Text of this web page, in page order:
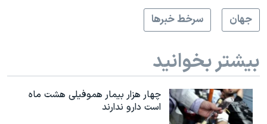
جهان
سرخط خبرها
بیشتر بخوانید
چهار هزار بیمار هموفیلی هشت ماه
است دارو ندارند